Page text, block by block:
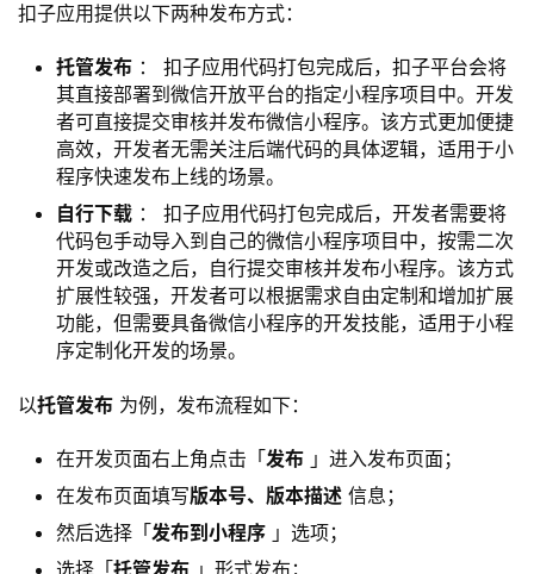
扣子应用提供以下两种发布方式：
托管发布 ： 扣子应用代码打包完成后，扣子平台会将
其直接部署到微信开放平台的指定小程序项目中。开发
者可直接提交审核并发布微信小程序。该方式更加便捷
高效，开发者无需关注后端代码的具体逻辑，适用于小
程序快速发布上线的场景。
自行下载 ： 扣子应用代码打包完成后，开发者需要将
代码包手动导入到自己的微信小程序项目中，按需二次
开发或改造之后，自行提交审核并发布小程序。该方式
扩展性较强，开发者可以根据需求自由定制和增加扩展
功能，但需要具备微信小程序的开发技能，适用于小程
序定制化开发的场景。
以托管发布 为例，发布流程如下：
在开发页面右上角点击「发布 」进入发布页面；
在发布页面填写版本号、版本描述 信息；
然后选择「发布到小程序 」选项；